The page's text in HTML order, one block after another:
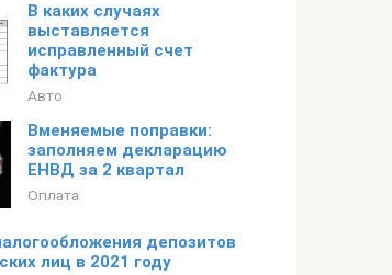
В каких случаях
выставляется
исправленный счет
фактура
Авто
Вменяемые поправки:
заполняем декларацию
ЕНВД за 2 квартал
Оплата
депозитов
лиц в 2021 году